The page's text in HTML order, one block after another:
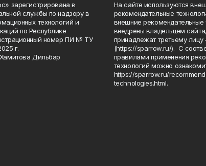
зарегистрирована в
службы по надзору в
технологий и
по Республике
номер ПИ № ТУ
г.
Дильбар
На сайте используются
рекомендательные
внешние рекомендательные
внедрены владельцем
принадлежат третьему
(https://sparrow.ru/). С
правилами применения
технологий можно
https://sparrow.ru/
technologies.html.